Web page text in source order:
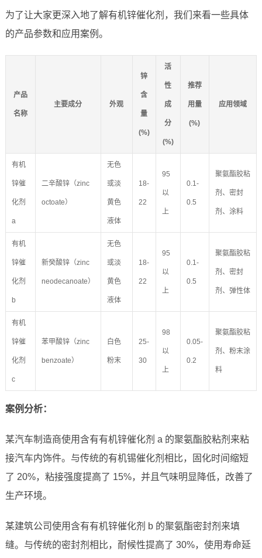
为了让大家更深入地了解有机锌催化剂，我们来看一些具体
的产品参数和应用案例。
产品
名称
主要成分 外观
锌
含
量
(%)
活
性
成
分
(%)
推荐
用量
(%)
应用领域
有机
锌催
化剂
a
二辛酸锌（zinc
octoate）
无色
或淡
黄色
液体
18-
22
95
以
上
0.1-
0.5
聚氨酯胶粘
剂、密封
剂、涂料
有机
锌催
化剂
b
新癸酸锌（zinc
neodecanoate）
无色
或淡
黄色
液体
18-
22
95
以
上
0.1-
0.5
聚氨酯胶粘
剂、密封
剂、弹性体
有机
锌催
化剂
c
苯甲酸锌（zinc
benzoate）
白色
粉末
25-
30
98
以
上
0.05-
0.2
聚氨酯胶粘
剂、粉末涂
料
案例分析：
某汽车制造商使用含有有机锌催化剂 a 的聚氨酯胶粘剂来粘
接汽车内饰件。与传统的有机锡催化剂相比，固化时间缩短
了 20%，粘接强度提高了 15%，并且气味明显降低，改善了
生产环境。
某建筑公司使用含有有机锌催化剂 b 的聚氨酯密封剂来填
缝。与传统的密封剂相比，耐候性提高了 30%，使用寿命延